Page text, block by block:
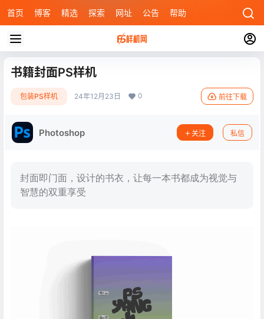
首页 博客 精选 探索 网址 公告 帮助
书籍封面PS样机
包装PS样机 24年12月23日 0 前往下载
Photoshop 关注 私信
封面即门面，设计的书衣，让每一本书都成为视觉与
智慧的双重享受